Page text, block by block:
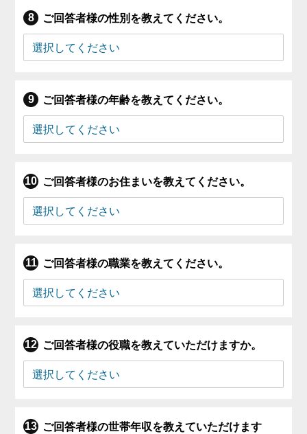
ご回答者様の性別を教えてください。
ご回答者様の年齢を教えてください。
ご回答者様のお住まいを教えてください。
ご回答者様の職業を教えてください。
ご回答者様の役職を教えていただけますか。
ご回答者様の世帯年収を教えていただけます